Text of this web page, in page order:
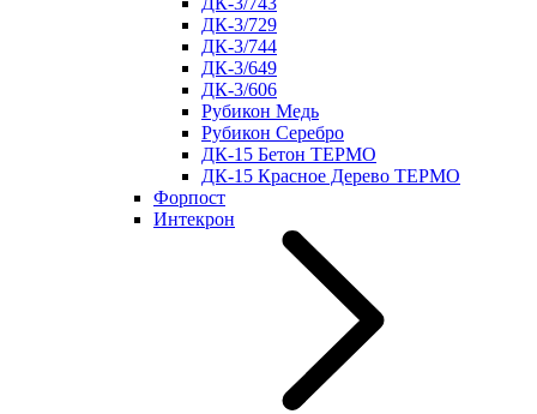
ДК-3/729
ДК-3/744
ДК-3/649
ДК-3/606
Рубикон Медь
Рубикон Серебро
ДК-15 Бетон ТЕРМО
ДК-15 Красное Дерево ТЕРМО
Форпост
Интекрон